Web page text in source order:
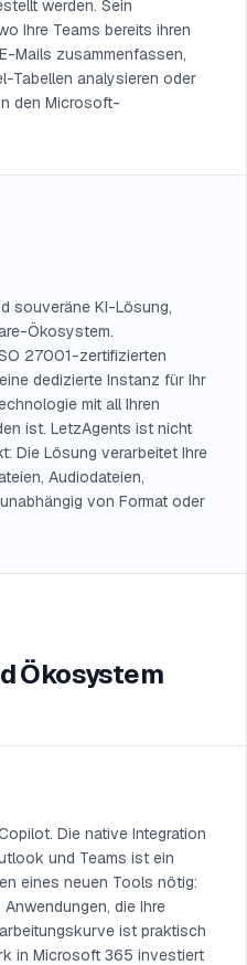
werden. Sein
Ihre Teams bereits ihren
Mails zusammenfassen,
Tabellen analysieren oder
den Microsoft-
souveräne KI-Lösung,
Ökosystem.
27001-zertifizierten
dedizierte Instanz für Ihr
mit all Ihren
ist. LetzAgents ist nicht
Die Lösung verarbeitet Ihre
Audiodateien,
von Format oder
Ökosystem
Die native Integration
und Teams ist ein
eines neuen Tools nötig:
die Ihre
ist praktisch
in Microsoft 365 investiert